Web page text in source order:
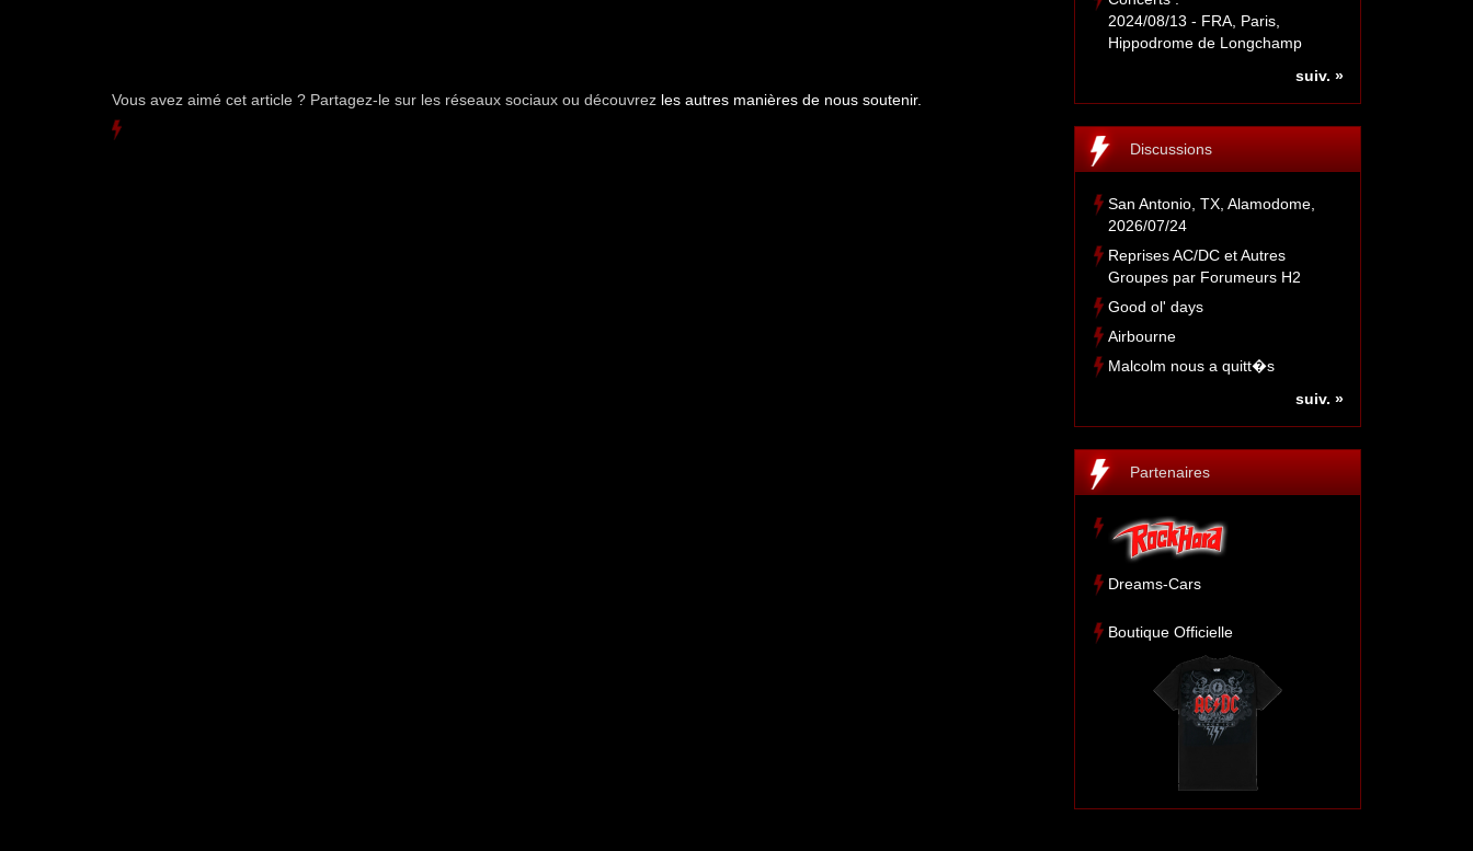
Vous avez aimé cet article ? Partagez-le sur les réseaux sociaux ou découvrez les autres manières de nous soutenir.
2024/08/13 - FRA, Paris,
Hippodrome de Longchamp
suiv. »
Discussions
San Antonio, TX, Alamodome,
2026/07/24
Reprises AC/DC et Autres
Groupes par Forumeurs H2
Good ol' days
Airbourne
Malcolm nous a quitt�s
suiv. »
Partenaires
Dreams-Cars
Boutique Officielle